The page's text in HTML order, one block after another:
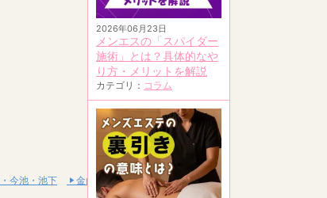
2026年06月23日
メンエスの「スパイダー
施術」とは？具体的なや
り方・メリットを解説
カテゴリ： コラム
今池・池下
金山・熱田